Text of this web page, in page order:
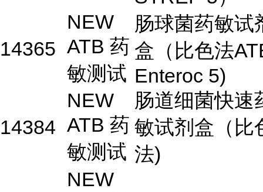
14365
NEW
ATB 药
敏测试
肠球菌药敏试
盒（比色法
Enteroc 5)
14384
NEW
ATB 药
敏测试
肠道细菌快速
敏试剂盒（比
法)
NEW